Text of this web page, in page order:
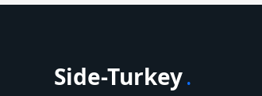
Side-Turkey.